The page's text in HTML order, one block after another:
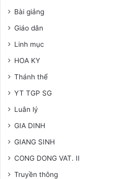
Bài giảng
Giáo dân
Linh mục
HOA KY
Thánh thể
YT TGP SG
Luân lý
GIA DINH
GIANG SINH
CONG DONG VAT. II
Truyền thông